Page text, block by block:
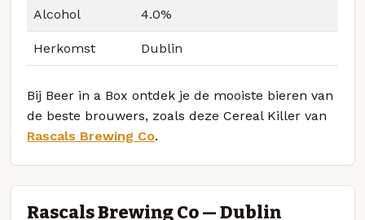
Alcohol 4.0%
Herkomst Dublin
Bij Beer in a Box ontdek je de mooiste bieren van
de beste brouwers, zoals deze Cereal Killer van
Rascals Brewing Co.
Rascals Brewing Co — Dublin